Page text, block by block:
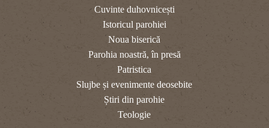
Cuvinte duhovnicești
Istoricul parohiei
Noua biserică
Parohia noastră, în presă
Patristica
Slujbe și evenimente deosebite
Știri din parohie
Teologie